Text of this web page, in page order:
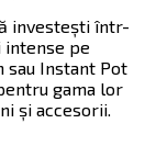
investești într-
pe
sau Instant Pot
gama lor
și accesorii.